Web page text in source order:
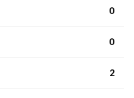
0
0
2